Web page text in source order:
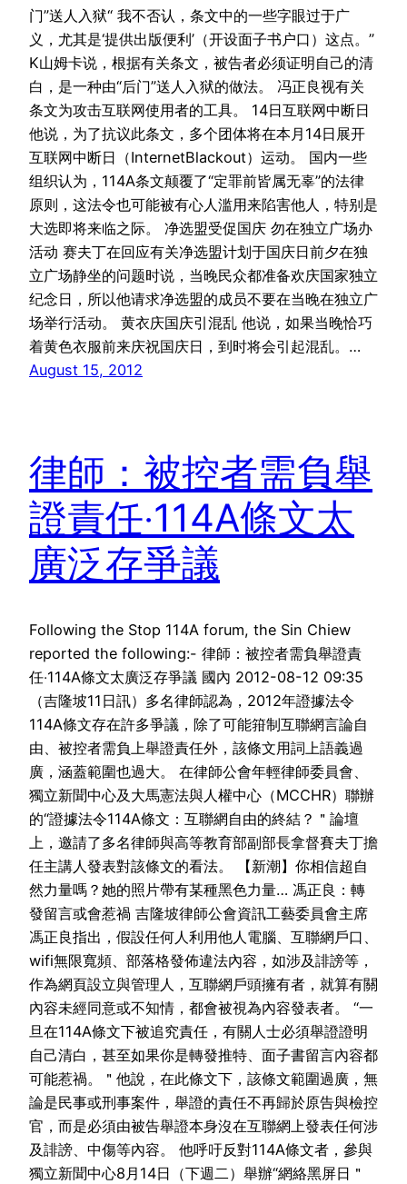
门”送人入狱“ 我不否认，条文中的一些字眼过于广
义，尤其是‘提供出版便利’（开设面子书户口）这点。”
K山姆卡说，根据有关条文，被告者必须证明自己的清
白，是一种由“后门”送人入狱的做法。 冯正良视有关
条文为攻击互联网使用者的工具。 14日互联网中断日
他说，为了抗议此条文，多个团体将在本月14日展开
互联网中断日（InternetBlackout）运动。 国内一些
组织认为，114A条文颠覆了“定罪前皆属无辜”的法律
原则，这法令也可能被有心人滥用来陷害他人，特别是
大选即将来临之际。 净选盟受促国庆 勿在独立广场办
活动 赛夫丁在回应有关净选盟计划于国庆日前夕在独
立广场静坐的问题时说，当晚民众都准备欢庆国家独立
纪念日，所以他请求净选盟的成员不要在当晚在独立广
场举行活动。 黄衣庆国庆引混乱 他说，如果当晚恰巧
着黄色衣服前来庆祝国庆日，到时将会引起混乱。…
August 15, 2012
律師：被控者需負舉
證責任‧114A條文太
廣泛存爭議
Following the Stop 114A forum, the Sin Chiew
reported the following:- 律師：被控者需負舉證責
任‧114A條文太廣泛存爭議 國內 2012-08-12 09:35
（吉隆坡11日訊）多名律師認為，2012年證據法令
114A條文存在許多爭議，除了可能箝制互聯網言論自
由、被控者需負上舉證責任外，該條文用詞上語義過
廣，涵蓋範圍也過大。 在律師公會年輕律師委員會、
獨立新聞中心及大馬憲法與人權中心（MCCHR）聯辦
的“證據法令114A條文：互聯網自由的終結？＂論壇
上，邀請了多名律師與高等教育部副部長拿督賽夫丁擔
任主講人發表對該條文的看法。 【新潮】你相信超自
然力量嗎？她的照片帶有某種黑色力量… 馮正良：轉
發留言或會惹禍 吉隆坡律師公會資訊工藝委員會主席
馮正良指出，假設任何人利用他人電腦、互聯網戶口、
wifi無限寬頻、部落格發佈違法內容，如涉及誹謗等，
作為網頁設立與管理人，互聯網戶頭擁有者，就算有關
內容未經同意或不知情，都會被視為內容發表者。 “一
旦在114A條文下被追究責任，有關人士必須舉證證明
自己清白，甚至如果你是轉發推特、面子書留言內容都
可能惹禍。＂他說，在此條文下，該條文範圍過廣，無
論是民事或刑事案件，舉證的責任不再歸於原告與檢控
官，而是必須由被告舉證本身沒在互聯網上發表任何涉
及誹謗、中傷等內容。 他呼吁反對114A條文者，參與
獨立新聞中心8月14日（下週二）舉辦“網絡黑屏日＂